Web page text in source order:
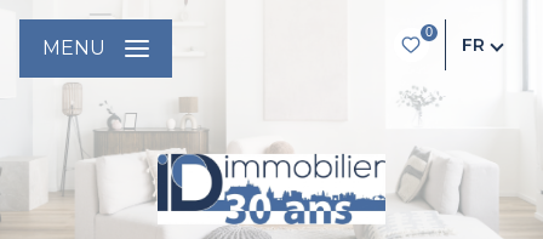
0
FR
MENU